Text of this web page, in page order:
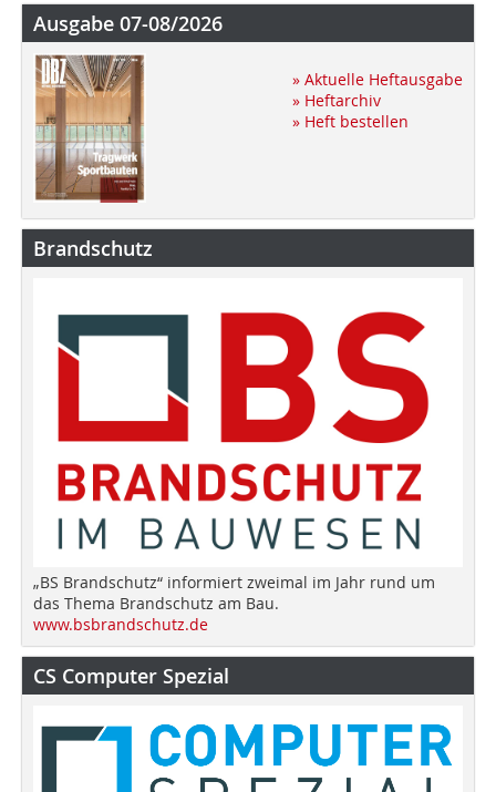
Ausgabe 07-08/2026
» Aktuelle Heftausgabe
» Heftarchiv
» Heft bestellen
Brandschutz
„BS Brandschutz“ informiert zweimal im Jahr rund um
das Thema Brandschutz am Bau.
www.bsbrandschutz.de
CS Computer Spezial